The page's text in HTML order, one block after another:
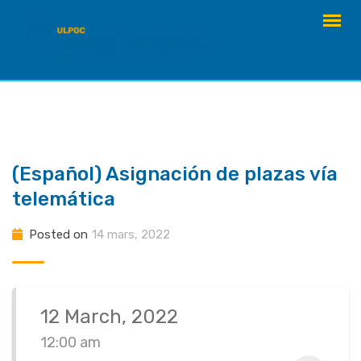
(Español) Asignación de plazas vía
telemática
Posted on 14 mars, 2022
12 March, 2022
12:00 am